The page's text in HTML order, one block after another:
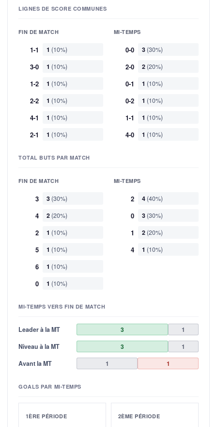
LIGNES DE SCORE COMMUNES
FIN DE MATCH
1-1 1 (10%)
3-0 1 (10%)
1-2 1 (10%)
2-2 1 (10%)
4-1 1 (10%)
2-1 1 (10%)
MI-TEMPS
0-0 3 (30%)
2-0 2 (20%)
0-1 1 (10%)
0-2 1 (10%)
1-1 1 (10%)
4-0 1 (10%)
TOTAL BUTS PAR MATCH
FIN DE MATCH
3 3 (30%)
4 2 (20%)
2 1 (10%)
5 1 (10%)
6 1 (10%)
0 1 (10%)
MI-TEMPS
2 4 (40%)
0 3 (30%)
1 2 (20%)
4 1 (10%)
MI-TEMPS VERS FIN DE MATCH
Leader à la MT 3
1
Niveau à la MT
3
1
Avant la MT
1 1
GOALS PAR MI-TEMPS
1ÈRE PÉRIODE 2ÈME PÉRIODE